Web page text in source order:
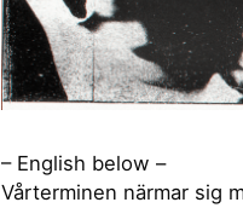
– English below –
Vårterminen närmar sig